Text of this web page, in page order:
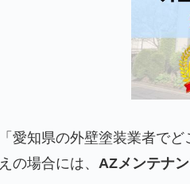
「愛知県の外壁塗装業者で
えの場合には、AZメンテナ